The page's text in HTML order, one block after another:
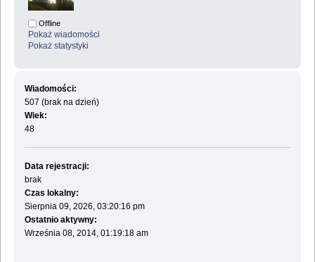
Offline
Pokaż wiadomości
Pokaż statystyki
Wiadomości:
507 (brak na dzień)
Wiek:
48
Data rejestracji:
brak
Czas lokalny:
Sierpnia 09, 2026, 03:20:16 pm
Ostatnio aktywny:
Września 08, 2014, 01:19:18 am